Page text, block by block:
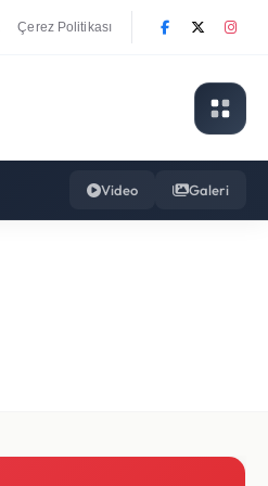
Çerez Politikası
Video Galeri